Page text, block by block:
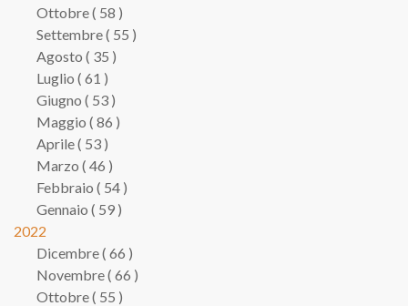
Ottobre ( 58 )
Settembre ( 55 )
Agosto ( 35 )
Luglio ( 61 )
Giugno ( 53 )
Maggio ( 86 )
Aprile ( 53 )
Marzo ( 46 )
Febbraio ( 54 )
Gennaio ( 59 )
2022
Dicembre ( 66 )
Novembre ( 66 )
Ottobre ( 55 )